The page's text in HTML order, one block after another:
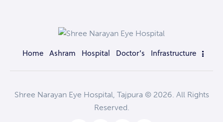
Home Ashram Hospital Doctor’s Infrastructure
Shree Narayan Eye Hospital, Tajpura © 2026. All Rights
Reserved.